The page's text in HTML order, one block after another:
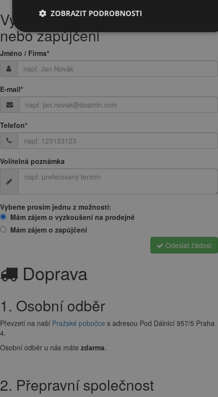
Vyplněte Vaši žádost o testování
nebo zapůjčeni
Jméno / Firma*
E-mail*
Telefon*
Volitelná poznámka
Vyberte prosím jednu z možností:
Mám zájem o vyzkoušení na prodejně
Mám zájem o zapůjčení
Odeslat žádost
Doprava
1. Osobní odběr
Převzetí na naší Pražské pobočce s adresou Pod Dálnicí 957/5 Praha
4.
Osobní odběr u nás máte zdarma.
2. Přepravní společnost
ZOBRAZIT PODROBNOSTI